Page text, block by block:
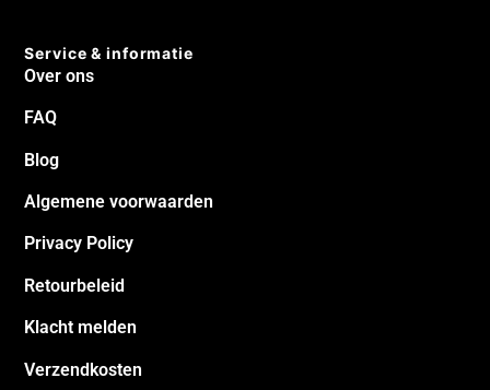
Service & informatie
Over ons
FAQ
Blog
Algemene voorwaarden
Privacy Policy
Retourbeleid
Klacht melden
Verzendkosten